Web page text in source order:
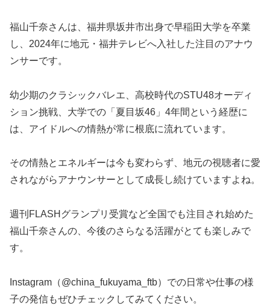
福山千奈さんは、福井県坂井市出身で早稲田大学を卒業
し、2024年に地元・福井テレビへ入社した注目のアナウ
ンサーです。
幼少期のクラシックバレエ、高校時代のSTU48オーディ
ション挑戦、大学での「夏目坂46」4年間という経歴に
は、アイドルへの情熱が常に根底に流れています。
その情熱とエネルギーは今も変わらず、地元の視聴者に愛
されながらアナウンサーとして成長し続けていますよね。
週刊FLASHグランプリ受賞など全国でも注目され始めた
福山千奈さんの、今後のさらなる活躍がとても楽しみで
す。
Instagram（@china_fukuyama_ftb）での日常や仕事の様
子の発信もぜひチェックしてみてください。